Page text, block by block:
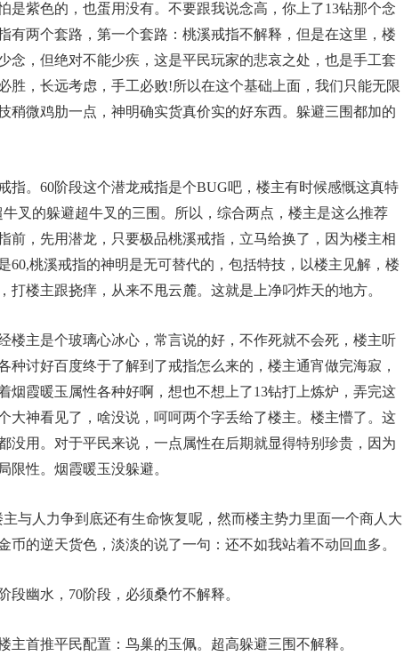
是紫色的，也蛋用没有。不要跟我说念高，你上了13钻那个念
有两个套路，第一个套路：桃溪戒指不解释，但是在这里，楼
念，但绝对不能少疾，这是平民玩家的悲哀之处，也是手工套
胜，长远考虑，手工必败!所以在这个基础上面，我们只能无限
稍微鸡肋一点，神明确实货真价实的好东西。躲避三围都加的
。60阶段这个潜龙戒指是个BUG吧，楼主有时候感慨这真特
牛叉的躲避超牛叉的三围。所以，综合两点，楼主是这么推荐
前，先用潜龙，只要极品桃溪戒指，立马给换了，因为楼主相
60,桃溪戒指的神明是无可替代的，包括特技，以楼主见解，楼
打楼主跟挠痒，从来不甩云麓。这就是上净叼炸天的地方。
主是个玻璃心冰心，常言说的好，不作死就不会死，楼主听
种讨好百度终于了解到了戒指怎么来的，楼主通宵做完海寂，
烟霞暖玉属性各种好啊，想也不想上了13钻打上炼炉，弄完这
大神看见了，啥没说，呵呵两个字丢给了楼主。楼主懵了。这
没用。对于平民来说，一点属性在后期就显得特别珍贵，因为
限性。烟霞暖玉没躲避。
人力争到底还有生命恢复呢，然而楼主势力里面一个商人大
币的逆天货色，淡淡的说了一句：还不如我站着不动回血多。
幽水，70阶段，必须桑竹不解释。
首推平民配置：鸟巢的玉佩。超高躲避三围不解释。